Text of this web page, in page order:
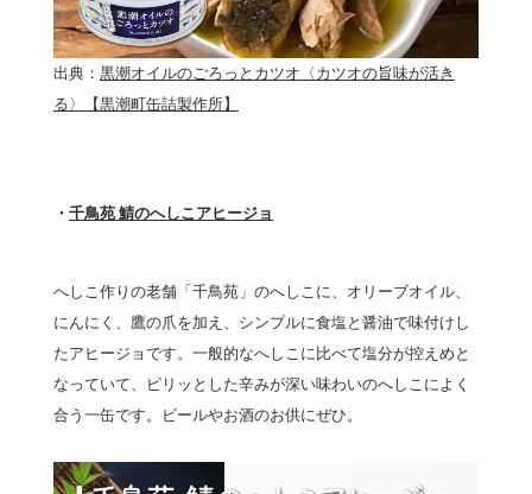
出典： 黒潮オイルのごろっとカツオ〈カツオの旨味が活き
る〉【黒潮町缶詰製作所】
・ 千鳥苑 鯖のへしこアヒージョ
へしこ作りの老舗「千鳥苑」のへしこに、オリーブオイル、
にんにく、鷹の爪を加え、シンプルに食塩と醤油で味付けし
たアヒージョです。一般的なへしこに比べて塩分が控えめと
なっていて、ピリッとした辛みが深い味わいのへしこによく
合う一缶です。ビールやお酒のお供にぜひ。